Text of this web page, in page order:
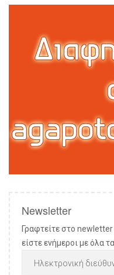
Newsletter
Γραφτείτε στο
είστε ενήμεροι με όλα